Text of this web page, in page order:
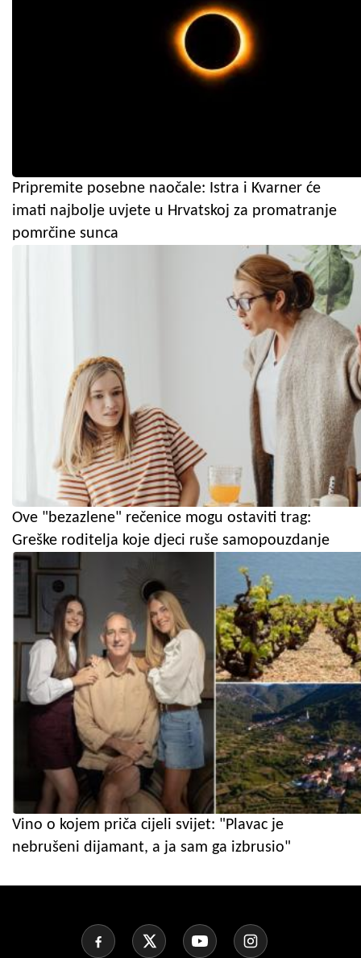
Pripremite posebne naočale: Istra i Kvarner će
imati najbolje uvjete u Hrvatskoj za promatranje
pomrčine sunca
Ove "bezazlene" rečenice mogu ostaviti trag:
Greške roditelja koje djeci ruše samopouzdanje
Vino o kojem priča cijeli svijet: "Plavac je
nebrušeni dijamant, a ja sam ga izbrusio"